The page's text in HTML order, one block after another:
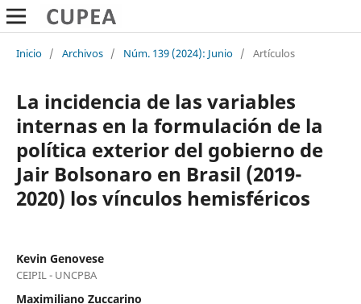
Inicio / Archivos / Núm. 139 (2024): Junio / Artículos
La incidencia de las variables
internas en la formulación de la
política exterior del gobierno de
Jair Bolsonaro en Brasil (2019-
2020) los vínculos hemisféricos
Kevin Genovese
CEIPIL - UNCPBA
Maximiliano Zuccarino